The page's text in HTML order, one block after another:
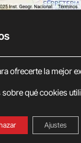
Publiguindas
ofrecerte la mejor
sobre qué cookies
Ajustes